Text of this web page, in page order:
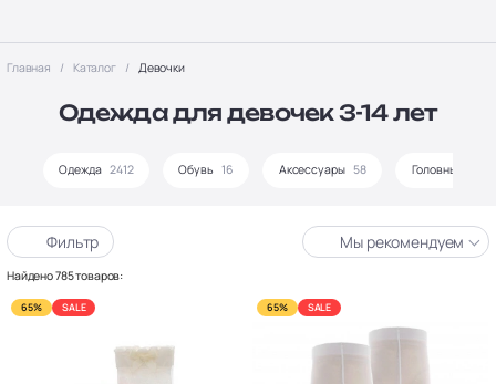
Главная Каталог Девочки
Одежда для девочек 3-14 лет
Одежда 2412 Обувь 16 Аксессуары 58 Головные
Фильтр Мы рекомендуем
Найдено 785 товаров:
65% SALE 65% SALE